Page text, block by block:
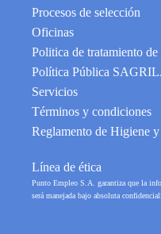
Procesos de selección
Oficinas
Politica de tratamiento de
Política Pública
Servicios
Términos y condiciones
Reglamento de Higiene
Línea de ética
Punto Empleo S.A. garantiza que la
será manejada bajo absoluta